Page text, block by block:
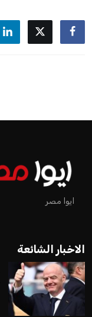
ايوا مصر
الاخبار الشائعة